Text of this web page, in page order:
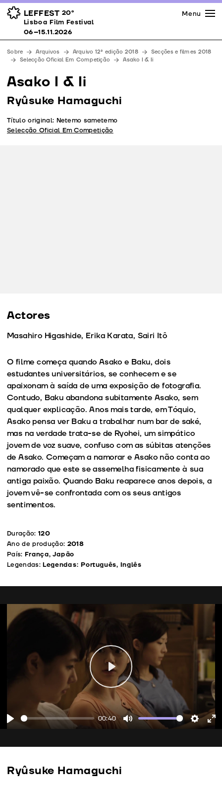
LEFFEST 20º
Lisboa Film Festival 06–15.11.2026
Prémios
Espaços
Apoios
Equipa
Downloads
Contactos
Menu
Lisboa Film Festival
06–15.11.2026
Sobre Arquivos Arquivo 12ª edição 2018
Secções e filmes 2018
Selecção Oficial Em Competição
Asako I & Ii
Asako I & Ii
Ryûsuke Hamaguchi
Título original: Netemo sametemo
Selecção Oficial Em Competição
Actores
Masahiro Higashide, Erika Karata, Sairi Itô
O filme começa quando Asako e Baku, dois
estudantes universitários, se conhecem e se
apaixonam à saída de uma exposição de fotografia.
Contudo, Baku abandona subitamente Asako, sem
qualquer explicação. Anos mais tarde, em Tóquio,
Asako pensa ver Baku a trabalhar num bar de saké,
mas na verdade trata-se de Ryohei, um simpático
jovem de voz suave, confuso com as súbitas atenções
de Asako. Começam a namorar e Asako não conta ao
namorado que este se assemelha fisicamente à sua
antiga paixão. Quando Baku reaparece anos depois, a
jovem vê-se confrontada com os seus antigos
sentimentos.
Duração: 120
Ano de produção: 2018
País: França, Japão
Legendas:Legendas: Português, Inglês
Play
00:40
Play
Ryûsuke Hamaguchi